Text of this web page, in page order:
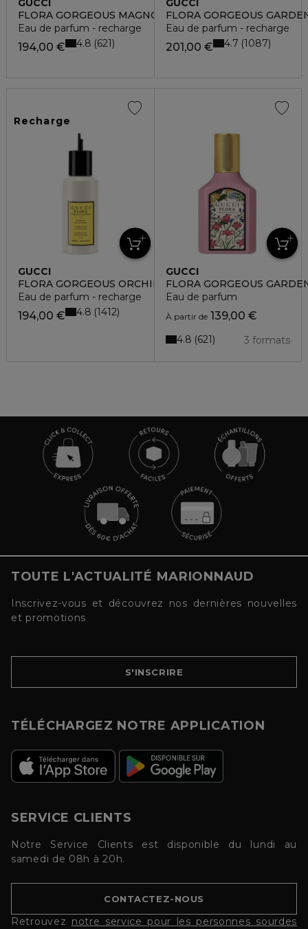
GUCCI
FLORA GORGEOUS MAGNOLIA
Eau de parfum - recharge
194,00 € 4.8 621
GUCCI
FLORA GORGEOUS
Eau de parfum - recharge
201,00 € 4.7 1087
Recharge
GUCCI
FLORA GORGEOUS ORCHID
Eau de parfum - recharge
194,00 € 4.8 1412
GUCCI
FLORA GORGEOUS
Eau de parfum
À partir de139,00 €
3 formats
4.8 621
TOUTE L'ACTUALITÉ MARIONNAUD
Inscrivez-vous et découvrez nos dernières nouvelles
et promotions
S'INSCRIRE
TÉLÉCHARGEZ NOTRE APPLICATION
SERVICE CLIENTS
Notre Service Clients est disponible du lundi au
samedi de 08h à 20h.
CONTACTEZ-NOUS
Retrouvez notre service pour les personnes sourdes